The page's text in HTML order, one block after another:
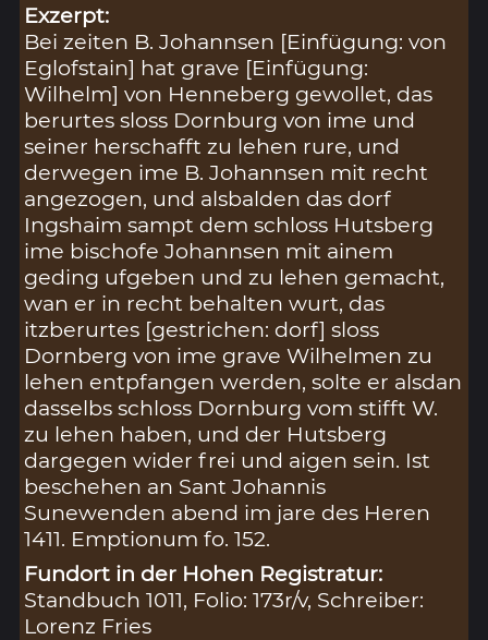
Exzerpt:
Bei zeiten B. Johannsen [Einfügung: von
Eglofstain] hat grave [Einfügung:
Wilhelm] von Henneberg gewollet, das
berurtes sloss Dornburg von ime und
seiner herschafft zu lehen rure, und
derwegen ime B. Johannsen mit recht
angezogen, und alsbalden das dorf
Ingshaim sampt dem schloss Hutsberg
ime bischofe Johannsen mit ainem
geding ufgeben und zu lehen gemacht,
wan er in recht behalten wurt, das
itzberurtes [gestrichen: dorf] sloss
Dornberg von ime grave Wilhelmen zu
lehen entpfangen werden, solte er alsdan
dasselbs schloss Dornburg vom stifft W.
zu lehen haben, und der Hutsberg
dargegen wider frei und aigen sein. Ist
beschehen an Sant Johannis
Sunewenden abend im jare des Heren
1411. Emptionum fo. 152.
Fundort in der Hohen Registratur:
Standbuch 1011, Folio: 173r/v, Schreiber:
Lorenz Fries